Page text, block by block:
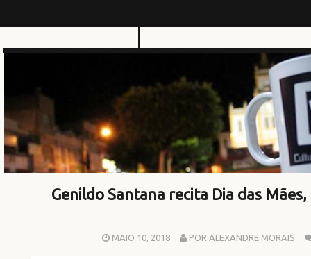
Genildo Santana recita Dia das
MAIO 10, 2018 POR ALEXANDRE MORAIS